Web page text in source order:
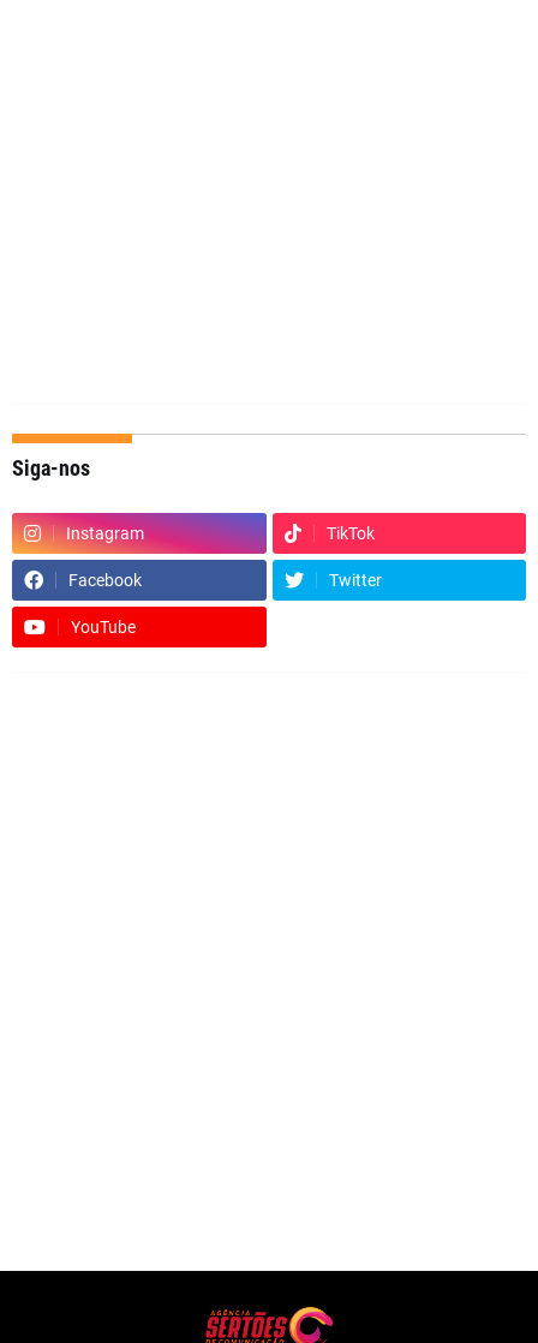
Siga-nos
Instagram TikTok
Facebook Twitter
YouTube